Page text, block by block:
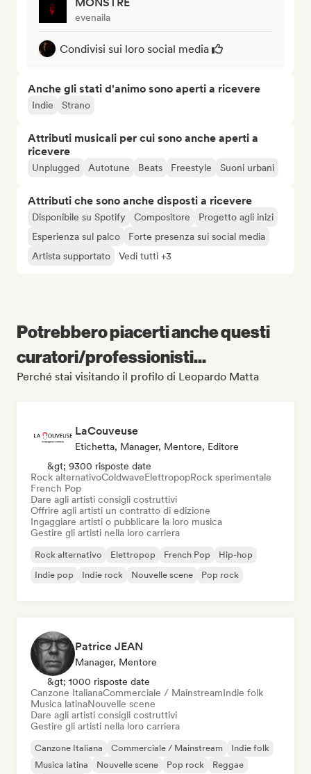
evenaila
Condivisi sui loro social media
Anche gli stati d'animo sono aperti a ricevere
Indie Strano
Attributi musicali per cui sono anche aperti a
ricevere
Unplugged Autotune Beats Freestyle Suoni urbani
Attributi che sono anche disposti a ricevere
Disponibile su Spotify Compositore
Progetto agli inizi
Esperienza sul palco
Forte presenza sui social media
Artista supportato
Vedi tutti +3
Potrebbero piacerti anche questi
curatori/professionisti...
Perché stai visitando il profilo di Leopardo Matta
LaCouveuse
Etichetta, Manager, Mentore, Editore
&gt; 9300 risposte date
Rock alternativoColdwaveElettropopRock sperimentale
French Pop
Dare agli artisti consigli costruttivi
Offrire agli artisti un contratto di edizione
Ingaggiare artisti o pubblicare la loro musica
Gestire gli artisti nella loro carriera
Rock alternativo Elettropop French Pop
Hip-hop
Indie pop
Indie rock Nouvelle scene Pop rock
Patrice JEAN
Manager, Mentore
&gt; 1000 risposte date
Canzone ItalianaCommerciale / MainstreamIndie folk
Musica latinaNouvelle scene
Dare agli artisti consigli costruttivi
Gestire gli artisti nella loro carriera
Canzone Italiana Commerciale / Mainstream
Indie folk
Musica latina
Nouvelle scene Pop rock
Reggae